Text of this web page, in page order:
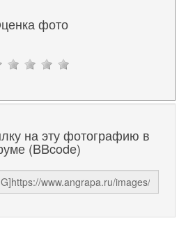
фото
на эту фотографию в
(BBcode)